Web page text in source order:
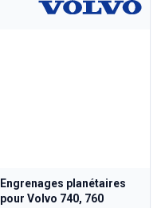
Engrenages planétaires
pour Volvo 740, 760